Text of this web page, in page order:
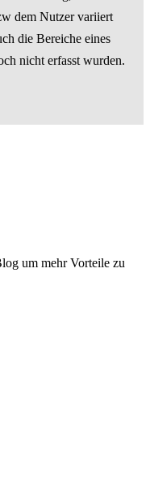
dem Nutzer variiert
die Bereiche eines
nicht erfasst wurden.
um mehr Vorteile zu